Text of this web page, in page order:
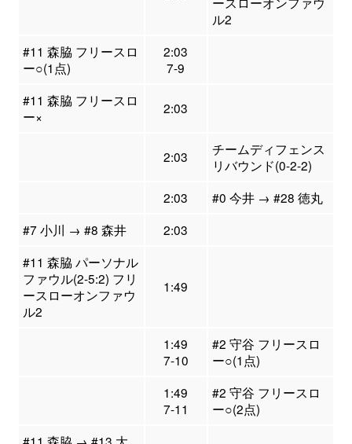
ル2
#11 森脇 フリースロ
ー○(1点)
2:03
7-9
#11 森脇 フリースロ
ー×
2:03
2:03
チームディフェンス
リバウンド(0-2-2)
2:03
#0 今井 → #28 徳丸
#7 小川 → #8 森井
2:03
#11 森脇 パーソナル
ファウル(2-5:2) フリ
ースローオンファウ
ル2
1:49
1:49
7-10
#2 守谷 フリースロ
ー○(1点)
1:49
7-11
#2 守谷 フリースロ
ー○(2点)